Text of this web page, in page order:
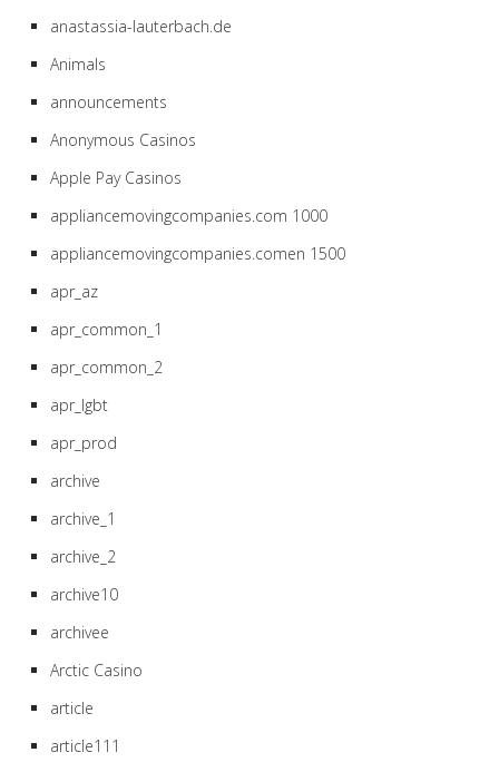
anastassia-lauterbach.de
Animals
announcements
Anonymous Casinos
Apple Pay Casinos
appliancemovingcompanies.com 1000
appliancemovingcompanies.comen 1500
apr_az
apr_common_1
apr_common_2
apr_lgbt
apr_prod
archive
archive_1
archive_2
archive10
archivee
Arctic Casino
article
article111